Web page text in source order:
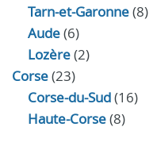
Tarn-et-Garonne(8)
Aude(6)
Lozère(2)
Corse(23)
Corse-du-Sud(16)
Haute-Corse(8)